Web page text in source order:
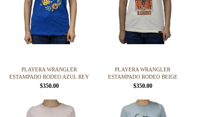
PLAYERA WRANGLER
ESTAMPADO RODEO AZUL REY
$350.00
Este
producto
PLAYERA WRANGLER
ESTAMPADO RODEO BEIGE
$350.00
Este
producto